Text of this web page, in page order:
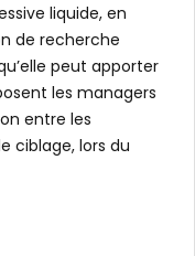
liquide, en
de recherche
peut apporter
les managers
entre les
ciblage, lors du